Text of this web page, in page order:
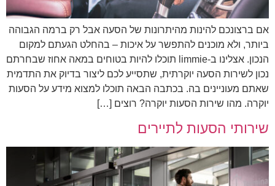
אם ברצונכם להינות מהיתרונות של הסעה אבל רק ברמה הגבוהה
ביותר, ולא מוכנים להתפשר על איכות – בהחלט הגעתם למקום
הנכון. אצלינו ב-limmie תוכלו להיות בטוחים במאה אחוז שבחרתם
נכון לשירות הסעה יוקרתית, שתסייע לכם ליצור בדיוק את התדמית
שאתם מעוניינים בה. בכתבה הבאה תוכלו למצוא מידע על הסעות
יוקרה. מהו שירות הסעות יוקרה? רוצים […]
שירותי הסעות לתיירים